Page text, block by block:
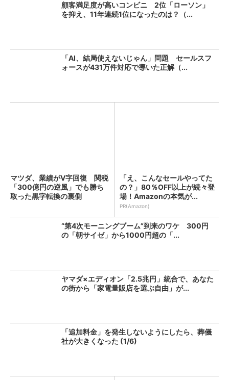
顧客満足度が高いコンビニ 2位「ローソン」
を抑え、11年連続1位になったのは？（...
「AI、結局使えないじゃん」問題 セールスフ
ォースが431万件対応で導いた正解（...
マツダ、業績がV字回復 関税
「300億円の逆風」でも勝ち
取った黒字転換の裏側
「え、こんなセールやってた
の？」80％OFF以上が続々登
場！Amazonの本気が...
PR(Amazon)
“第4次モーニングブーム”到来のワケ 300円
の「朝サイゼ」から1000円超の「...
ヤマダ×エディオン「2.5兆円」統合で、あなた
の街から「家電量販店を選ぶ自由」が...
「追加料金」を発生しないようにしたら、葬儀
社が大きくなった (1/6)